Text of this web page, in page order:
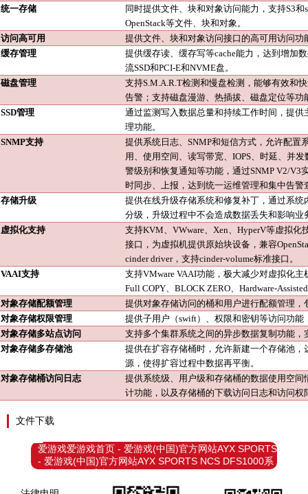
统一存储
同时提供文件、块和对象访问能力，支持S3和
OpenStack等文件、块和对象。
访问高可用
提供文件、块和对象访问接口的高可用访问
缓存管理
提供缓存读、缓存写等cache能力，达到增加
流SSD和PCI-E和NVME盘。
磁盘管理
支持S.M.A.R.T检测和慢盘检测，能够有效和
告警；支持磁盘漫游、热插拔、磁盘定位等功
SSD管理
通过监测写入数据总量和持续工作时间，提供
理功能。
SNMP支持
提供系统日志、SNMP和短信方式，允许配置
用、使用空间、读写带宽、IOPS、时延、并
警级别和恢复通知等功能，通过SNMP V2/V3
时同步、上报，达到统一运维管理和集中告
存储升级
提供在线升级存储系统和修复补丁，通过系
分级，升级过程中不会造成数据丢失和影响业
虚拟化支持
支持KVM、VWware、Xen、HyperV等虚拟
接口，为虚拟机提供原始块设备，兼容
cinder driver，支持cinder-volume标准接口。
VAAI支持
支持VMware VAAI功能，极大减少对虚拟化
Full COPY、BLOCK ZERO、Hardware-
对象存储配额管理
提供对象存储访问的桶和用户进行配额管理
对象存储权限管理
提供子用户（swift）、权限和密钥等访问功
对象存储多站点访问
支持多个集群系统之间的异步数据复制功能
对象存储多存储池
提供在扩容存储桶时，允许新建一个存储池
源，使得扩容过程中数据再平衡。
对象存储桶访问日志
提供系统级、用户级和存储桶的数据使用空
计功能，以及存储桶的下载访问日志和访问权
文件下载
爱游戏爱游戏首页 - 爱游戏(中国)官方网站AYX SPORTS
- 爱游戏(中国)官方网站AYX SPORTS NCS DFS1000系